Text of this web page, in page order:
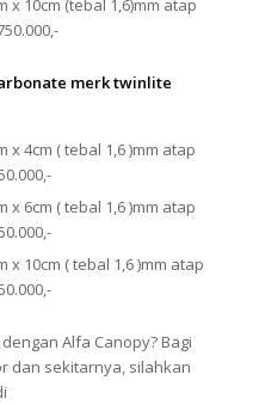
x 10cm (tebal 1,6)mm atap
merk twinlite
4cm ( tebal 1,6 )mm atap
6cm ( tebal 1,6 )mm atap
10cm ( tebal 1,6 )mm atap
Alfa Canopy? Bagi
dan sekitarnya, silahkan